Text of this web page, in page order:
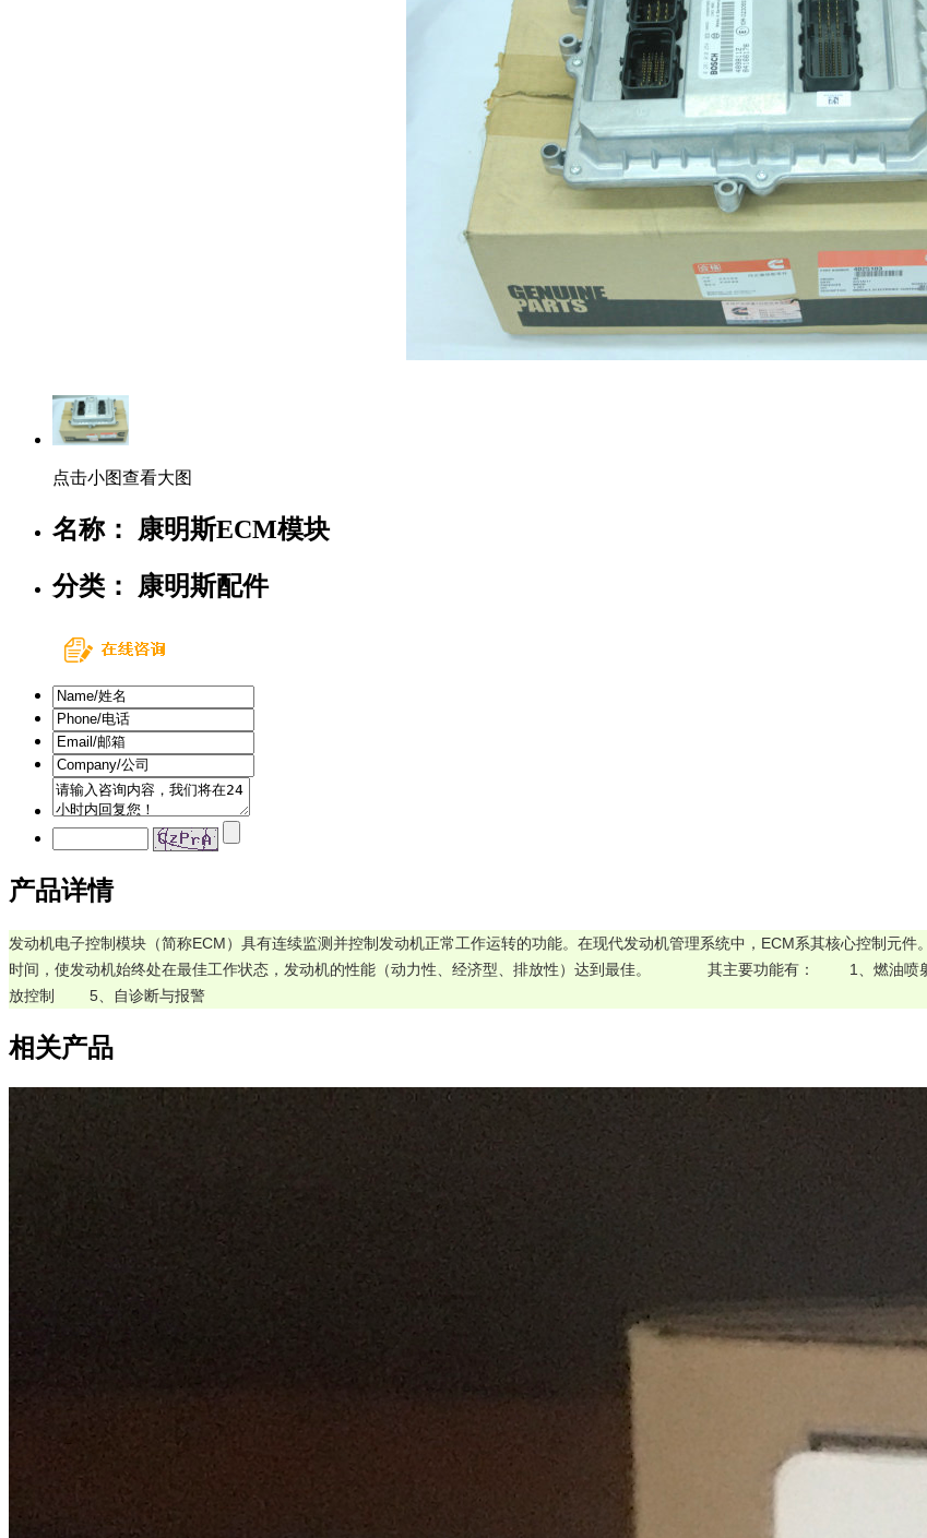
点击小图查看大图
名称： 康明斯ECM模块
分类： 康明斯配件
产品详情
发动机电子控制模块（简称ECM）具有连续监测并控制发动机正常工作运转的功能。在现代发动机管理系统中，ECM系其核心控制元件
时间，使发动机始终处在最佳工作状态，发动机的性能（动力性、经济型、排放性）达到最佳。             其主要功能有：        1、燃油喷
放控制        5、自诊断与报警
相关产品